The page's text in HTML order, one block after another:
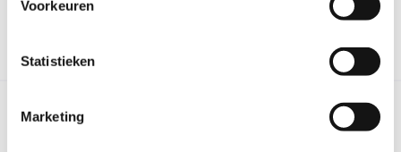
Voorkeuren
Statistieken
MarketingDeel deze pagina